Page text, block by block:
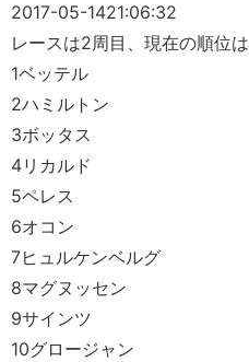
2017-05-1421:06:32
レースは2周目、現在の順位は
1ベッテル
2ハミルトン
3ボッタス
4リカルド
5ペレス
6オコン
7ヒュルケンベルグ
8マグヌッセン
9サインツ
10グロージャン